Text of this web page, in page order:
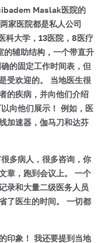
Maslak医院的
家医院都是私人公司
科大学，13医院，8医疗
的辅助结构，一个带直升
的固定工作时间表，但
受欢迎的。 当地医生很
的疾病，并向他们介绍
向他们展示！ 例如，医
加速器，伽马刀和达芬
多病人，很多咨询，你
章，跑到会议上。 一个
录和大量二级医务人员
了医生的时间。 一切都
印象！ 我还要提到当地